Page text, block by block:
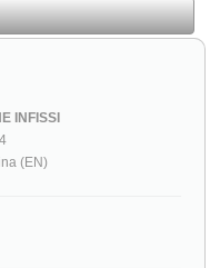
INFISSI
(EN)